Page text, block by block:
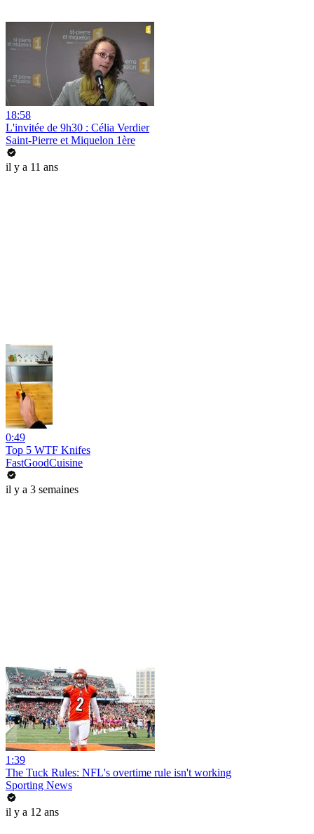
18:58
L'invitée de 9h30 : Célia Verdier
Saint-Pierre et Miquelon 1ère
il y a 11 ans
0:49
Top 5 WTF Knifes
FastGoodCuisine
il y a 3 semaines
1:39
The Tuck Rules: NFL's overtime rule isn't working
Sporting News
il y a 12 ans